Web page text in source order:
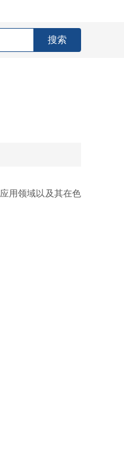
用领域以及其在色